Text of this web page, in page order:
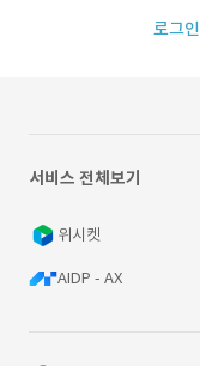
로그인
서비스 전체보기
위시켓
AIDP - AX